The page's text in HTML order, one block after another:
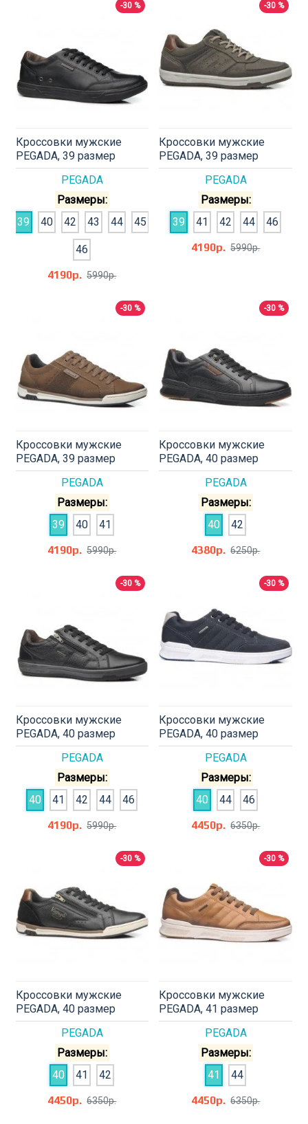
-30 %
PEGADA
Кроссовки мужские
PEGADA, 39 размер
Размеры:
39
40 42 43 44 45
46
4190р. 5990р.
-30 %
PEGADA
Кроссовки мужские
PEGADA, 39 размер
Размеры:
39
41 42 44
46
4190р. 5990р.
-30 %
PEGADA
Кроссовки мужские
PEGADA, 39 размер
Размеры:
39
40
41
4190р. 5990р.
-30 %
PEGADA
Кроссовки мужские
PEGADA, 40 размер
Размеры:
40
42
4380р. 6250р.
-30 %
PEGADA
Кроссовки мужские
PEGADA, 40 размер
Размеры:
40
41 42 44
46
4190р. 5990р.
-30 %
PEGADA
Кроссовки мужские
PEGADA, 40 размер
Размеры:
40
44
46
4450р. 6350р.
-30 %
PEGADA
Кроссовки мужские
PEGADA, 40 размер
Размеры:
40
41
42
4450р. 6350р.
-30 %
PEGADA
Кроссовки мужские
PEGADA, 41 размер
Размеры:
41
44
4450р. 6350р.